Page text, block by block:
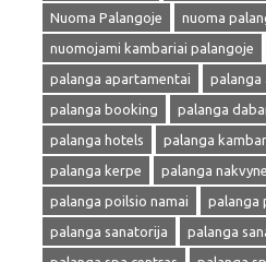
Nuoma Palangoje
nuoma
nuomojami kambariai palangoje
palanga apartamentai
palanga
palanga booking
palanga
palanga hotels
palanga
palanga kerpe
palanga nakvyne
palanga poilsio namai
palanga
palanga sanatorija
palanga